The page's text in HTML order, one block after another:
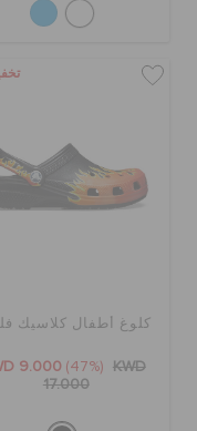
كلوغ أطفال كلاسيك
9.000 (47%)
KWD
17.000